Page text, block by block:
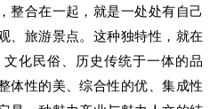
整合在一起，就是一处处有自己
、旅游景点。这种独特性，就在
化民俗、历史传统于一体的品
体性的美、综合性的优、集成性